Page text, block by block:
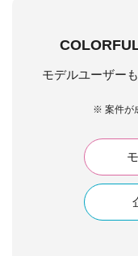
モデルユーザー
※ 案件が